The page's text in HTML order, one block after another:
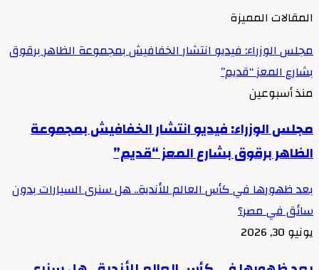
المقالات المميزة
مجلس الوزراء: فيديو انتشار الخفافيش بمجموعة الظاهر برقوق
بشارع المعز “قديم”
منذ أسبوعين
مجلس الوزراء: فيديو انتشار الخفافيش بمجموعة
الظاهر برقوق بشارع المعز “قديم”
بعد ظهورها في كأس العالم للأندية.. هل سنرى السيارات بدون
سائق في مصر؟
يونيو 30, 2026